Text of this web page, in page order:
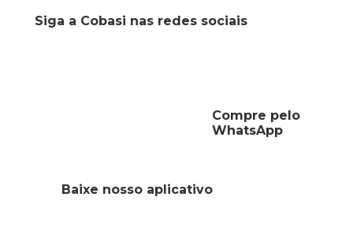
Siga a Cobasi nas redes sociais
Compre pelo
WhatsApp
Baixe nosso aplicativo